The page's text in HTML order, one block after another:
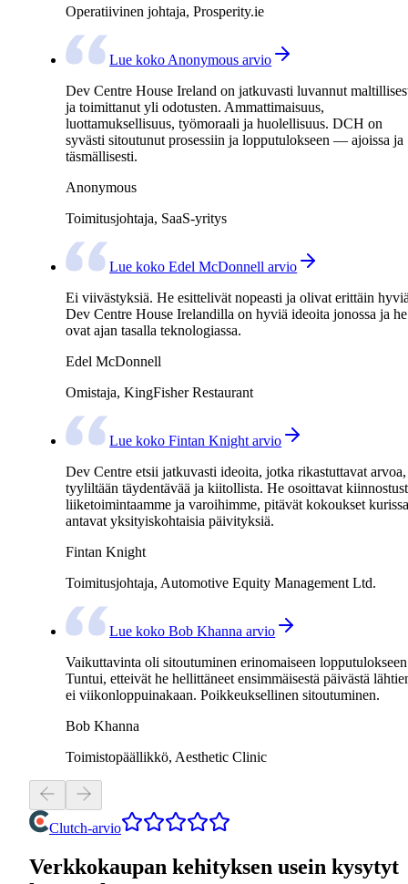
Operatiivinen johtaja, Prosperity.ie
Lue koko Anonymous arvio
Dev Centre House Ireland on jatkuvasti luvannut
ja toimittanut yli odotusten. Ammattimaisuus,
luottamuksellisuus, työmoraali ja huolellisuus. DCH on
syvästi sitoutunut prosessiin ja lopputulokseen — ajoissa ja
täsmällisesti.
Anonymous
Toimitusjohtaja, SaaS-yritys
Lue koko Edel McDonnell arvio
Ei viivästyksiä. He esittelivät nopeasti ja olivat erittäin
Dev Centre House Irelandilla on hyviä ideoita jonossa ja he
ovat ajan tasalla teknologiassa.
Edel McDonnell
Omistaja, KingFisher Restaurant
Lue koko Fintan Knight arvio
Dev Centre etsii jatkuvasti ideoita, jotka rikastuttavat arvoa,
tyyliltään täydentävää ja kiitollista. He osoittavat
liiketoimintaamme ja varoihimme, pitävät kokoukset
antavat yksityiskohtaisia päivityksiä.
Fintan Knight
Toimitusjohtaja, Automotive Equity Management Ltd.
Lue koko Bob Khanna arvio
Vaikuttavinta oli sitoutuminen erinomaiseen
Tuntui, etteivät he hellittäneet ensimmäisestä päivästä
ei viikonloppuinakaan. Poikkeuksellinen sitoutuminen.
Bob Khanna
Toimistopäällikkö, Aesthetic Clinic
Clutch-arvio
Verkkokaupan kehityksen usein kysytyt